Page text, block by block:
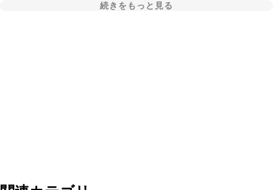
続きをもっと見る